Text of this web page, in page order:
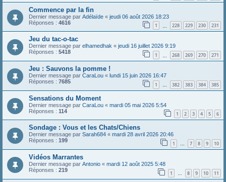
Commence par la fin
Dernier message par Adélaïde « jeudi 06 août 2026 18:23
Réponses : 4616 1 228 229 230 231
Jeu du tac-o-tac
Dernier message par elhamedhak « jeudi 16 juillet 2026 9:19
Réponses : 5418 1 268 269 270 271
Jeu : Sauvons la pomme !
Dernier message par CaraLou « lundi 15 juin 2026 16:47
Réponses : 7685 1 … 382 383 384 385
Sensations du Moment
Dernier message par CaraLou « mardi 05 mai 2026 5:54
Réponses : 114 1 2 3 4 5 6
Sondage : Vous et les Chats/Chiens
Dernier message par Sarah684 « mardi 28 avril 2026 20:46
Réponses : 199 1 … 7 8 9 10
Vidéos Marrantes
Dernier message par Antonio « mardi 12 août 2025 5:48
Réponses : 219 1 … 8 9 10 11